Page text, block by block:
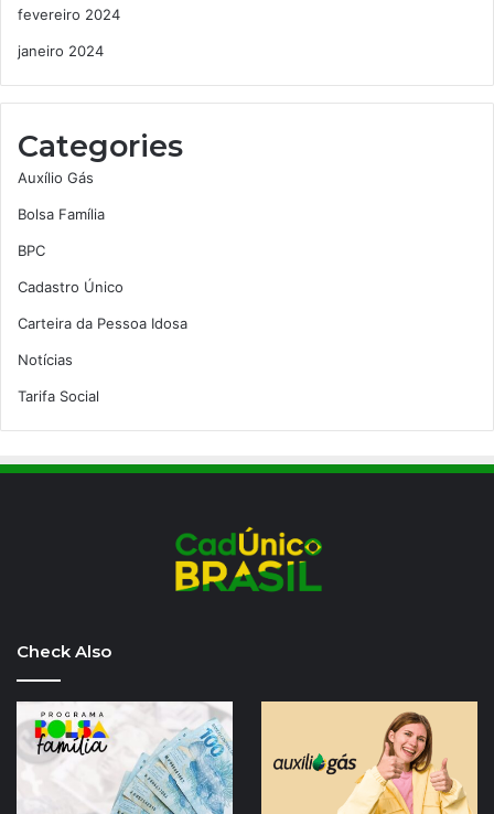
fevereiro 2024
janeiro 2024
Categories
Auxílio Gás
Bolsa Família
BPC
Cadastro Único
Carteira da Pessoa Idosa
Notícias
Tarifa Social
Check Also